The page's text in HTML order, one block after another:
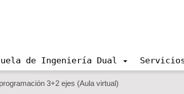
de Ingeniería Dual
3+2 ejes (Aula virtual)